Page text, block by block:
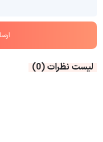
لیست نظرات(0)